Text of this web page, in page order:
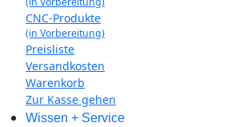
CNC-Produkte
(in Vorbereitung)
Preisliste
Versandkosten
Warenkorb
Zur Kasse gehen
Wissen + Service